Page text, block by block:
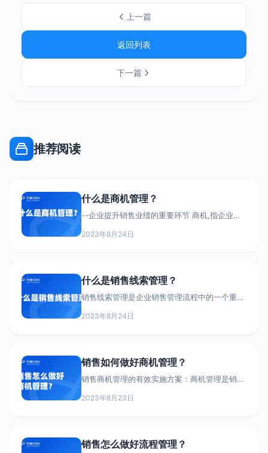
上一篇
返回列表
下一篇
推荐阅读
什么是商机管理？
--企业提升销售业绩的重要环节 商机,指企业通
会。而商机管理,就是对这些商机的规范化管理
人员需要通过各种渠道主动发现商机,如客户拜
访、参展接触、公开信息获取等。发现的商机需
2023年8月24日
什么是销售线索管理？
销售线索管理是企业销售管理流程中的一个重要
和培育的过程。主要目的是将各种渠道获得的潜
索管理主要包含以下方面：
2023年8月24日
销售如何做好商机管理？
销售商机管理的有效实施方案：商机管理是销售
下方式进行系统化、规范化的商机管理。首先,
和普通商机。其次,要制定商机开发计划。根据
2023年8月23日
销售怎么做好流程管理？